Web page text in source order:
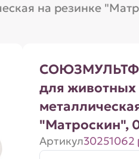
на резинке
для животных
"Матроскин",
Артикул30251062